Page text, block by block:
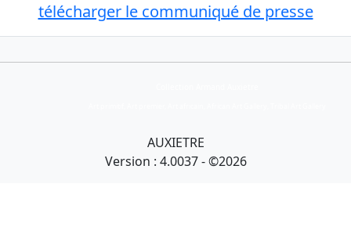
télécharger le communiqué de presse
AUXIETRE
Version : 4.0037 - ©2026